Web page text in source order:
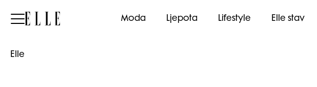
Elle Moda Ljepota Lifestyle Elle stav
Elle